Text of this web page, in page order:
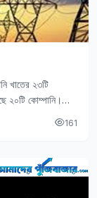
খাতের ২৩টি
২০টি কোম্পানি।
161